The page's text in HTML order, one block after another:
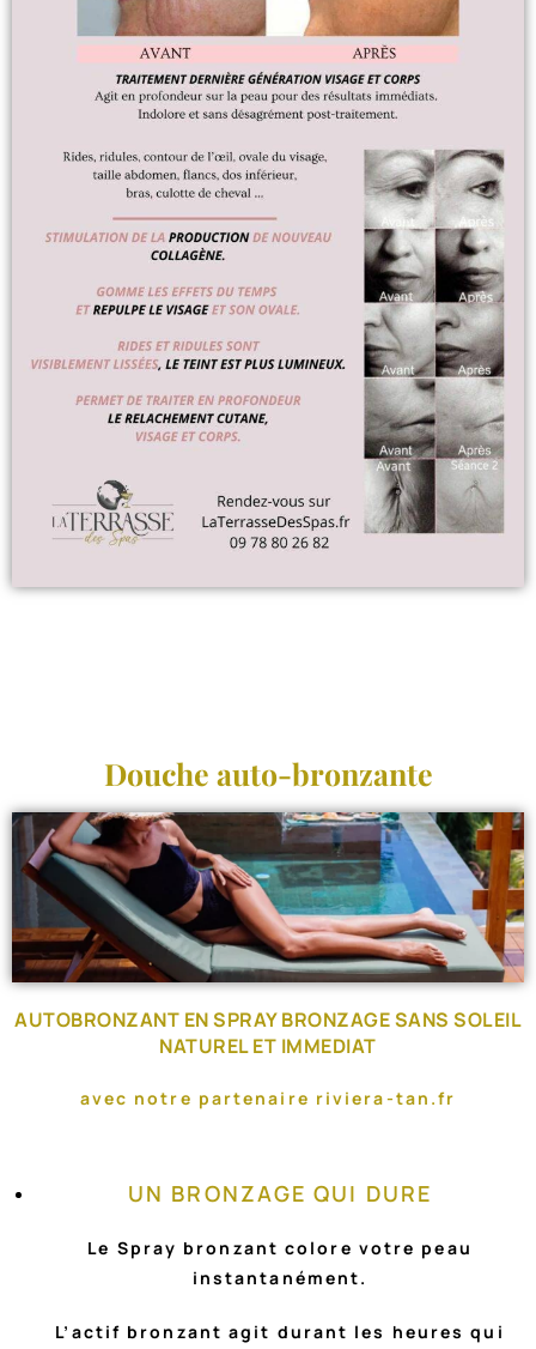
Douche auto-bronzante
AUTOBRONZANT EN SPRAY BRONZAGE SANS SOLEIL
NATUREL ET IMMEDIAT
avec notre partenaire riviera-tan.fr
UN BRONZAGE QUI DURE
Le Spray bronzant colore votre peau
instantanément.
L’actif bronzant agit durant les heures qui